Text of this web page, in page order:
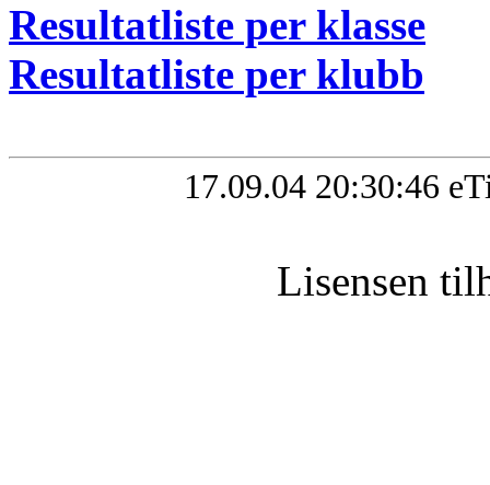
Resultatliste per klasse
Resultatliste per klubb
17.09.04 20:30:46
Lisensen